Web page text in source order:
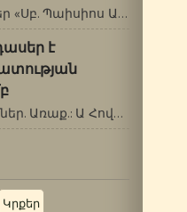
(հատվածներ «Սբ. Պաիսիոս Աթոսացու…
է
Ընթերցումներ. Առաք.: Ա Հովհ. 1.…
Կրքեր